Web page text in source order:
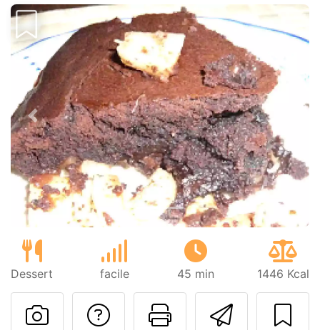
Précédent
Dessert facile 45 min 1446 Kcal
Imprimer
Poser une